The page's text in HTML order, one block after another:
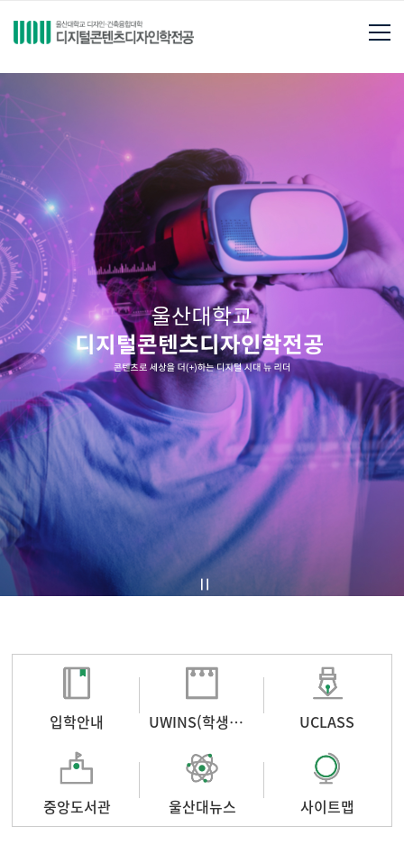
입학안내 UWINS(학생포털) UCLASS
중앙도서관 울산대뉴스 사이트맵